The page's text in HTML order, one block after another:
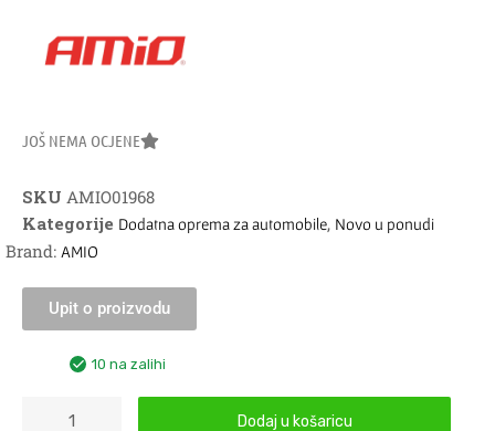
JOŠ NEMA OCJENE
SKU AMIO01968
Kategorije Dodatna oprema za automobile, Novo u ponudi
Brand: AMIO
Upit o proizvodu
10 na zalihi
Dodaj u košaricu